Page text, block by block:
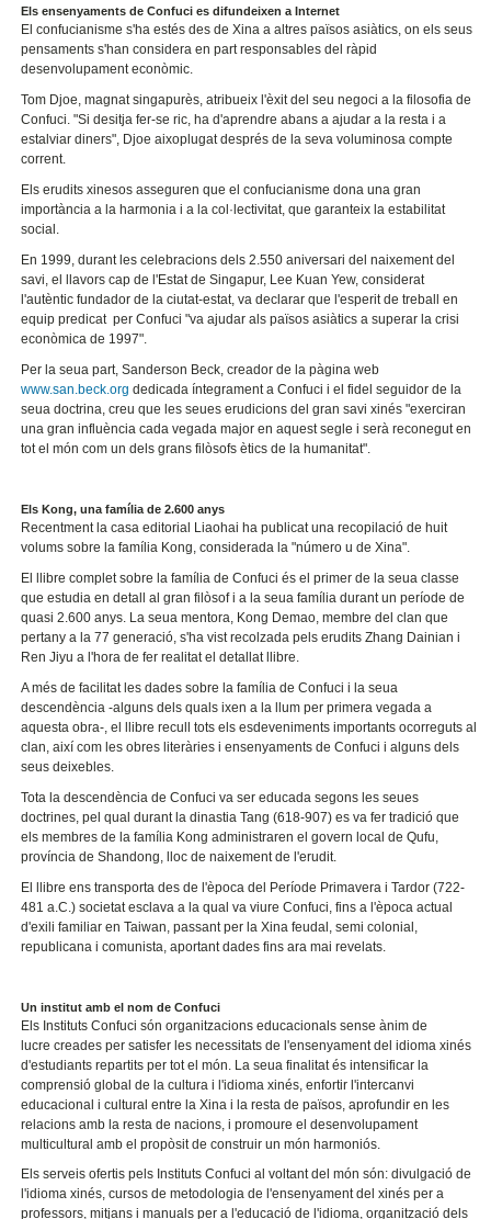
Els ensenyaments de Confuci es difundeixen a Internet
El confucianisme s'ha estés des de Xina a altres països asiàtics, on els seus
pensaments s'han considera en part responsables del ràpid
desenvolupament econòmic.
Tom Djoe, magnat singapurès, atribueix l'èxit del seu negoci a la filosofia de
Confuci. "Si desitja fer-se ric, ha d'aprendre abans a ajudar a la resta i a
estalviar diners", Djoe aixoplugat després de la seva voluminosa compte
corrent.
Els erudits xinesos asseguren que el confucianisme dona una gran
importància a la harmonia i a la col·lectivitat, que garanteix la estabilitat
social.
En 1999, durant les celebracions dels 2.550 aniversari del naixement del
savi, el llavors cap de l'Estat de Singapur, Lee Kuan Yew, considerat
l'autèntic fundador de la ciutat-estat, va declarar que l'esperit de treball en
equip predicat per Confuci "va ajudar als països asiàtics a superar la crisi
econòmica de 1997".
Per la seua part, Sanderson Beck, creador de la pàgina web
www.san.beck.org dedicada íntegrament a Confuci i el fidel seguidor de la
seua doctrina, creu que les seues erudicions del gran savi xinés "exerciran
una gran influència cada vegada major en aquest segle i serà reconegut en
tot el món com un dels grans filòsofs ètics de la humanitat".
Els Kong, una família de 2.600 anys
Recentment la casa editorial Liaohai ha publicat una recopilació de huit
volums sobre la família Kong, considerada la "número u de Xina".
El llibre complet sobre la família de Confuci és el primer de la seua classe
que estudia en detall al gran filòsof i a la seua família durant un període de
quasi 2.600 anys. La seua mentora, Kong Demao, membre del clan que
pertany a la 77 generació, s'ha vist recolzada pels erudits Zhang Dainian i
Ren Jiyu a l'hora de fer realitat el detallat llibre.
A més de facilitat les dades sobre la família de Confuci i la seua
descendència -alguns dels quals ixen a la llum per primera vegada a
aquesta obra-, el llibre recull tots els esdeveniments importants ocorreguts al
clan, així com les obres literàries i ensenyaments de Confuci i alguns dels
seus deixebles.
Tota la descendència de Confuci va ser educada segons les seues
doctrines, pel qual durant la dinastia Tang (618-907) es va fer tradició que
els membres de la família Kong administraren el govern local de Qufu,
província de Shandong, lloc de naixement de l'erudit.
El llibre ens transporta des de l'època del Període Primavera i Tardor (722-
481 a.C.) societat esclava a la qual va viure Confuci, fins a l'època actual
d'exili familiar en Taiwan, passant per la Xina feudal, semi colonial,
republicana i comunista, aportant dades fins ara mai revelats.
Un institut amb el nom de Confuci
Els Instituts Confuci són organitzacions educacionals sense ànim de
lucre creades per satisfer les necessitats de l'ensenyament del idioma xinés
d'estudiants repartits per tot el món. La seua finalitat és intensificar la
comprensió global de la cultura i l'idioma xinés, enfortir l'intercanvi
educacional i cultural entre la Xina i la resta de països, aprofundir en les
relacions amb la resta de nacions, i promoure el desenvolupament
multicultural amb el propòsit de construir un món harmoniós.
Els serveis ofertis pels Instituts Confuci al voltant del món són: divulgació de
l'idioma xinés, cursos de metodologia de l'ensenyament del xinés per a
professors, mitjans i manuals per a l'educació de l'idioma, organització dels